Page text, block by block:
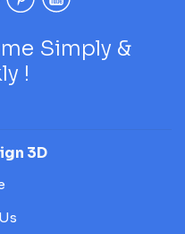
Simply &
!
3D